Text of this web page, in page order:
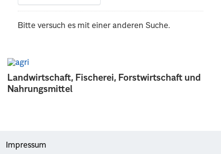
Landwirtschaft, Fischerei, Forstwirtschaft und
Nahrungsmittel
Bitte versuch es mit einer anderen Suche.
Impressum